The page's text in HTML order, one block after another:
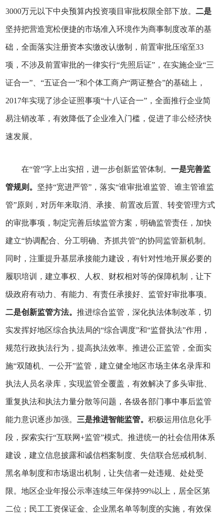
3000万元以下中央预算内投资项目审批权限全部下放。二是
坚持把营造宽松便捷的市场准入环境作为商事制度改革的基
础，全面落实注册资本实缴改认缴制，前置审批压缩至33
项，不涉及前置审批的一律实行“先照后证”，在实施企业“三
证合一”、“五证合一”和个体工商户“两证整合”的基础上，
2017年实现了涉企证照事项“十八证合一”，全面推行企业简
易注销改革，有效降低了企业准入门槛，促进了非公经济快
速发展。
在“管”字上出实招，进一步创新监管体制。一是完善监
管规则。 坚持“宽进严管”，落实“谁审批谁监管、谁主管谁监
管”原则，对历年来取消、承接、前置改后置、转变管理方式
的审批事项，制定完善后续监管方案，明确监管责任，加快
建立“协调配合、分工明确、齐抓共管”的协同监管新机制。
同时，注重提升基层承接能力建设，有针对性地开展必要的
履职培训，建立事权、人权、财权相对等的保障机制，让下
级政府有动力、有能力、有责任承接好、监管好审批事项。
二是创新监管方法。推进综合监管，深化执法体制改革，切
实发挥好地区综合执法局的“综合调度”和“监督执法”作用，
规范行政执法行为，提高执法效率。推进公正监管，全面实
施“双随机、一公开”监管，建立健全地区市场主体名录库和
执法人员名录库，实现监管全覆盖，有效解决了多头审批、
重复执法和执法力量分散等问题，各级各部门事中事后监管
能力意识逐步加强。 三是推进智能监管。积极运用信息化手
段，探索实行“互联网+监管”模式。推进统一的社会信用体系
建设，建立信息披露和诚信档案制度、失信联合惩戒机制、
黑名单制度和市场退出机制，让失信者一处违规、处处受
限。地区企业年报公示率连续三年保持99%以上，居全区第
二位；民工工资保证金、企业黑名单等制度的实施，有效保